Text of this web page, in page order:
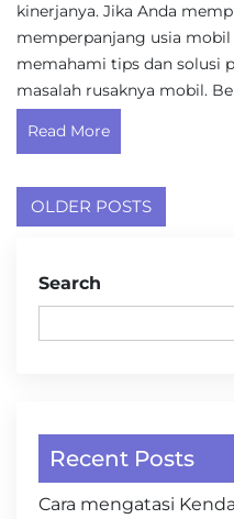
kinerjanya. Jika Anda
memperpanjang usia mobil
memahami tips dan solusi
masalah rusaknya mobil.
Read More
Posts
OLDER POSTS
Search
Recent Posts
Cara mengatasi